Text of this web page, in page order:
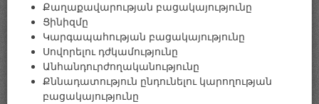
Քաղաքավարության բացակայությունը
Ցինիզմը
Կարգապահության բացակայությունը
Սովորելու դժկամությունը
Անհանդուրժողականությունը
Քննադատություն ընդունելու կարողության
բացակայությունը